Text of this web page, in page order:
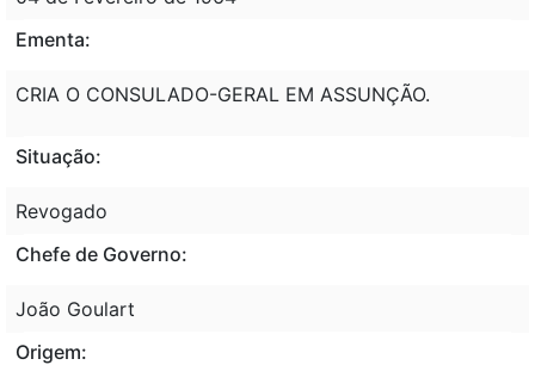
Ementa:
CRIA O CONSULADO-GERAL EM ASSUNÇÃO.
Situação:
Revogado
Chefe de Governo:
João Goulart
Origem: